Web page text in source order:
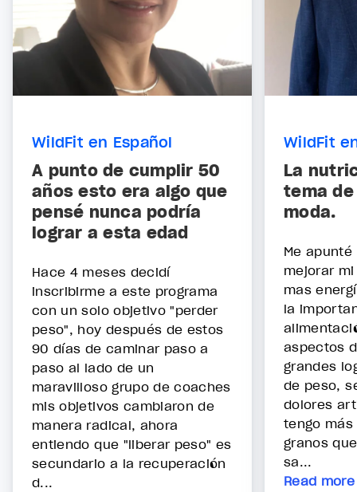
WildFit en Español
A punto de cumplir 50
años esto era algo que
pensé nunca podría
lograr a esta edad
Hace 4 meses decidí
inscribirme a este programa
con un solo objetivo "perder
peso", hoy después de estos
90 días de caminar paso a
paso al lado de un
maravilloso grupo de coaches
mis objetivos cambiaron de
manera radical, ahora
entiendo que "liberar peso" es
secundario a la recuperación
d...
WildFit
La
tema
moda.
Me
mejorar
mas
la
aspectos
grandes
de peso,
dolores
tengo
granos
sa...
Read more